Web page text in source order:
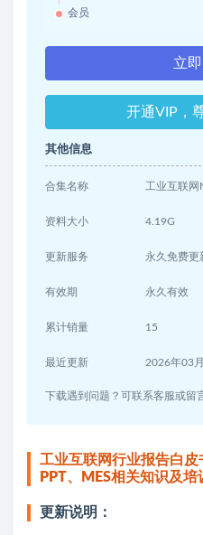
会员
立
开通VIP，
其他信息
合集名称 工业互联
资料大小 4.19G
更新服务 永久免费更
有效期 永久有效
累计销量 15
最近更新 2026年03
下载遇到问题？可联系客服或留
工业互联网行业报告白
PPT、MES相关知识及培
更新说明：